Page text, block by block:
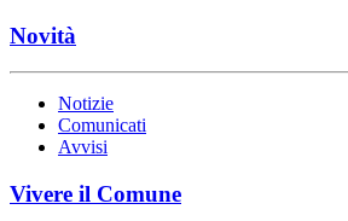
Novità
Notizie
Comunicati
Avvisi
Vivere il Comune